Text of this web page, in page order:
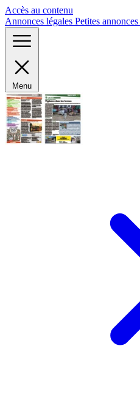
Accès au contenu
Annonces légales Petites annonces
Menu
Panneau de gestion des cookies